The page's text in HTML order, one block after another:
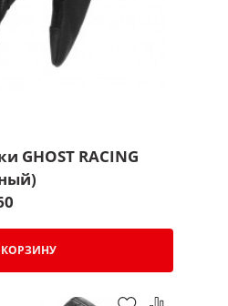
GHOST RACING
КОРЗИНУ